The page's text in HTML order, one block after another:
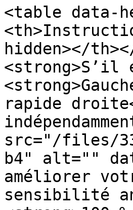
<table data-
hidden></
<strong>S’il
rapide
src="/files/
b4" alt=""
améliorer
sensibilité